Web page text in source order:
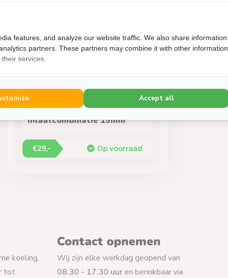
Pentec
Pentec Boiler
Inlaatcombinatie 15mm
€29,- Op voorraad
koeling,
tot
Contact opnemen
Wij zijn elke werkdag geopend van
08.30 - 17.30 uur en bereikbaar via
features, and analyze our website traffic. We also share information
partners. These partners may combine it with other information
services.
Accept all